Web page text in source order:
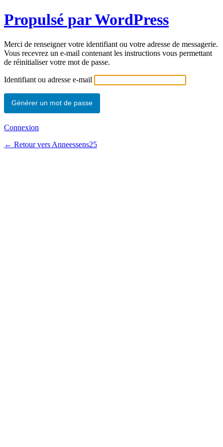
Propulsé par WordPress
Merci de renseigner votre identifiant ou votre adresse de messagerie.
Vous recevrez un e-mail contenant les instructions vous permettant
de réinitialiser votre mot de passe.
Identifiant ou adresse e-mail
Connexion
← Retour vers Anneessens25